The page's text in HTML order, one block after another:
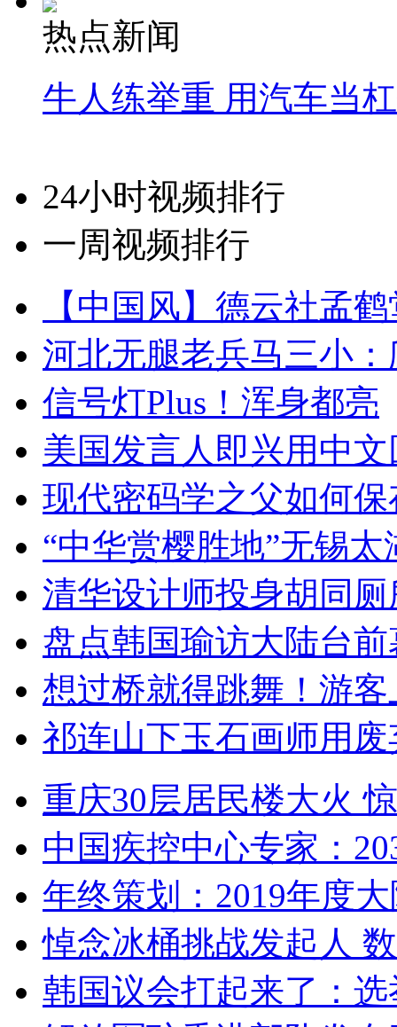
热点新闻
牛人练举重 用汽车当
24小时视频排行
一周视频排行
【中国风】德云社孟
河北无腿老兵马三小
信号灯Plus！浑身都亮
美国发言人即兴用中
现代密码学之父如何
“中华赏樱胜地”无锡
清华设计师投身胡同
盘点韩国瑜访大陆台
想过桥就得跳舞！游客
祁连山下玉石画师用
重庆30层居民楼大火
中国疾控中心专家：
年终策划：2019年度
悼念冰桶挑战发起人
韩国议会打起来了：